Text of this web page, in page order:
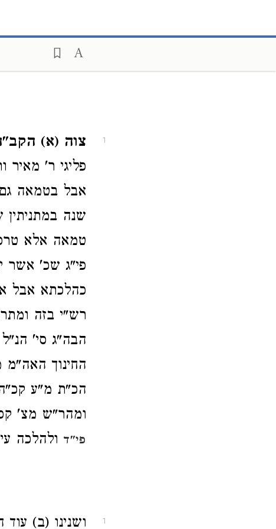
1 צוה (א)
פליגי ר' מאיר
אבל בטמאה גם
שנה
טמאה אלא
פי"ג שכ' אשר
כהלכתא אבל
רש"י בזה
הבה"ג סי'
החינוך
הכ"ת מ"ע
ומהר"ש מצ'
פי"ד ולהלכה
1 ושנינו (ב)